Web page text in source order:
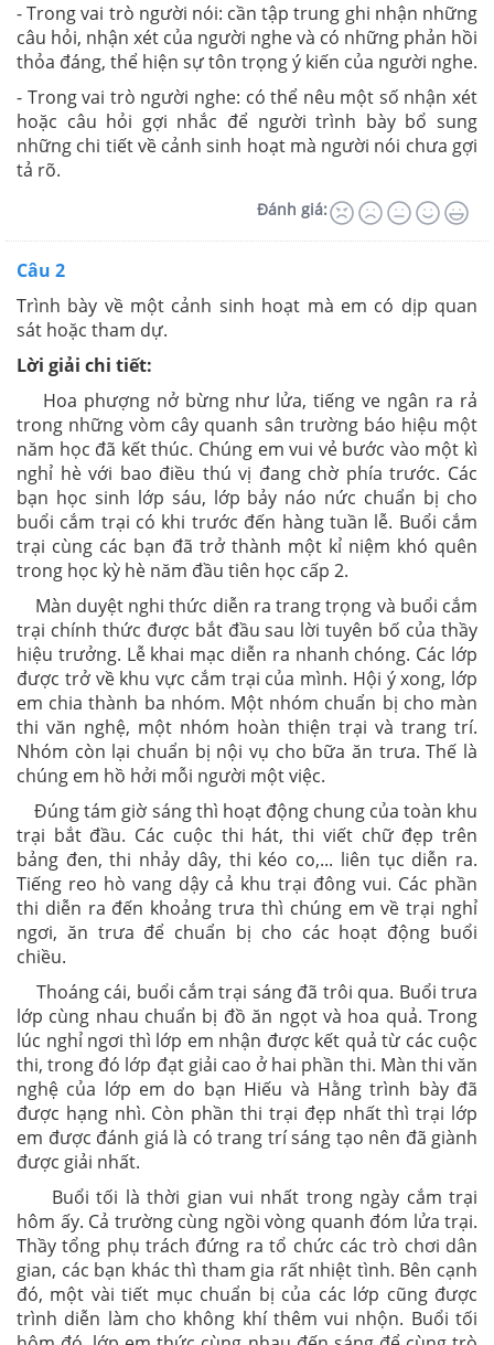
- Trong vai trò người nói: cần tập trung ghi nhận những
câu hỏi, nhận xét của người nghe và có những phản hồi
thỏa đáng, thể hiện sự tôn trọng ý kiến của người nghe.
- Trong vai trò người nghe: có thể nêu một số nhận xét
hoặc câu hỏi gợi nhắc để người trình bày bổ sung
những chi tiết về cảnh sinh hoạt mà người nói chưa gợi
tả rõ.
Đánh giá:
Câu 2
Trình bày về một cảnh sinh hoạt mà em có dịp quan
sát hoặc tham dự.
Lời giải chi tiết:
Hoa phượng nở bừng như lửa, tiếng ve ngân ra rả
trong những vòm cây quanh sân trường báo hiệu một
năm học đã kết thúc. Chúng em vui vẻ bước vào một kì
nghỉ hè với bao điều thú vị đang chờ phía trước. Các
bạn học sinh lớp sáu, lớp bảy náo nức chuẩn bị cho
buổi cắm trại có khi trước đến hàng tuần lễ. Buổi cắm
trại cùng các bạn đã trở thành một kỉ niệm khó quên
trong học kỳ hè năm đầu tiên học cấp 2.
Màn duyệt nghi thức diễn ra trang trọng và buổi cắm
trại chính thức được bắt đầu sau lời tuyên bố của thầy
hiệu trưởng. Lễ khai mạc diễn ra nhanh chóng. Các lớp
được trở về khu vực cắm trại của mình. Hội ý xong, lớp
em chia thành ba nhóm. Một nhóm chuẩn bị cho màn
thi văn nghệ, một nhóm hoàn thiện trại và trang trí.
Nhóm còn lại chuẩn bị nội vụ cho bữa ăn trưa. Thế là
chúng em hồ hởi mỗi người một việc.
Đúng tám giờ sáng thì hoạt động chung của toàn khu
trại bắt đầu. Các cuộc thi hát, thi viết chữ đẹp trên
bảng đen, thi nhảy dây, thi kéo co,... liên tục diễn ra.
Tiếng reo hò vang dậy cả khu trại đông vui. Các phần
thi diễn ra đến khoảng trưa thì chúng em về trại nghỉ
ngơi, ăn trưa để chuẩn bị cho các hoạt động buổi
chiều.
Thoáng cái, buổi cắm trại sáng đã trôi qua. Buổi trưa
lớp cùng nhau chuẩn bị đồ ăn ngọt và hoa quả. Trong
lúc nghỉ ngơi thì lớp em nhận được kết quả từ các cuộc
thi, trong đó lớp đạt giải cao ở hai phần thi. Màn thi văn
nghệ của lớp em do bạn Hiếu và Hằng trình bày đã
được hạng nhì. Còn phần thi trại đẹp nhất thì trại lớp
em được đánh giá là có trang trí sáng tạo nên đã giành
được giải nhất.
Buổi tối là thời gian vui nhất trong ngày cắm trại
hôm ấy. Cả trường cùng ngồi vòng quanh đóm lửa trại.
Thầy tổng phụ trách đứng ra tổ chức các trò chơi dân
gian, các bạn khác thì tham gia rất nhiệt tình. Bên cạnh
đó, một vài tiết mục chuẩn bị của các lớp cũng được
trình diễn làm cho không khí thêm vui nhộn. Buổi tối